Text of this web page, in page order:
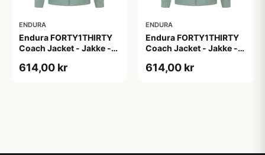
ENDURA
Endura FORTY1THIRTY
Coach Jacket - Jakke -
614,00 kr
ENDURA
Endura FORTY1THIRTY
Coach Jacket - Jakke -
614,00 kr